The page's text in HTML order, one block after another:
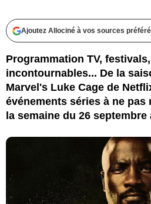
Ajoutez Allociné à vos sources
Programmation TV,
incontournables... De la
Marvel's Luke Cage de
événements séries à ne pas
la semaine du 26 septembre